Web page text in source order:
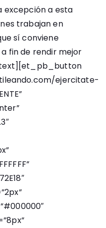
excepción a esta
trabajan en
sí conviene
fin de rendir mejor
ejercitate-